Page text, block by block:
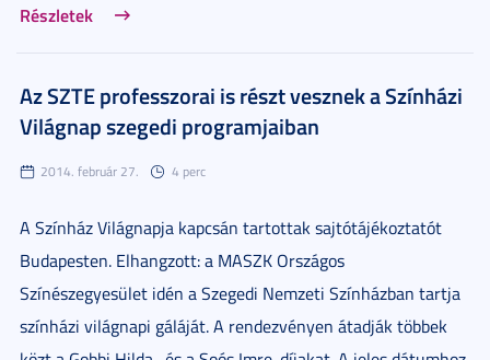
Részletek
Az SZTE professzorai is részt vesznek a Színházi
Világnap szegedi programjaiban
2014. február 27. 4 perc
A Színház Világnapja kapcsán tartottak sajtótájékoztatót
Budapesten. Elhangzott: a MASZK Országos
Színészegyesület idén a Szegedi Nemzeti Színházban tartja
színházi világnapi gáláját. A rendezvényen átadják többek